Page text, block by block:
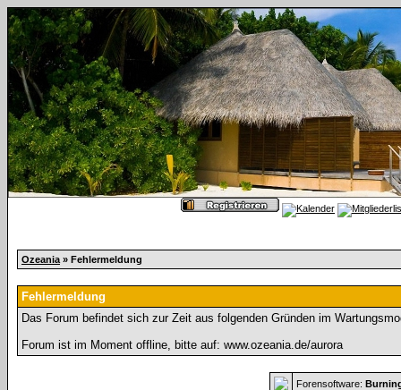
Ozeania » Fehlermeldung
Fehlermeldung
Das Forum befindet sich zur Zeit aus folgenden Gründen im
Forum ist im Moment offline, bitte auf: www.ozeania.de/aurora
Forensoftware: